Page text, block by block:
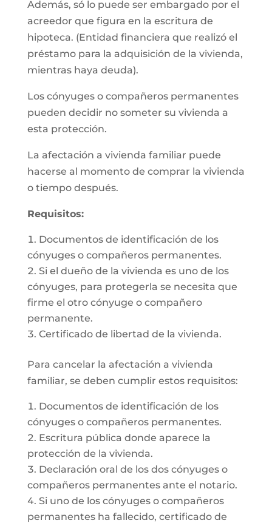
Además, só lo puede ser embargado por el
acreedor que figura en la escritura de
hipoteca. (Entidad financiera que realizó el
préstamo para la adquisición de la vivienda,
mientras haya deuda).
Los cónyuges o compañeros permanentes
pueden decidir no someter su vivienda a
esta protección.
La afectación a vivienda familiar puede
hacerse al momento de comprar la vivienda
o tiempo después.
Requisitos:
Documentos de identificación de los
cónyuges o compañeros permanentes.
Si el dueño de la vivienda es uno de los
cónyuges, para protegerla se necesita que
firme el otro cónyuge o compañero
permanente.
Certificado de libertad de la vivienda.
Para cancelar la afectación a vivienda
familiar, se deben cumplir estos requisitos:
Documentos de identificación de los
cónyuges o compañeros permanentes.
Escritura pública donde aparece la
protección de la vivienda.
Declaración oral de los dos cónyuges o
compañeros permanentes ante el notario.
Si uno de los cónyuges o compañeros
permanentes ha fallecido, certificado de